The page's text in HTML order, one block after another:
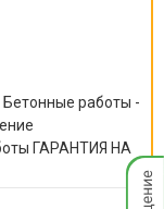
работы -
ГАРАНТИЯ НА